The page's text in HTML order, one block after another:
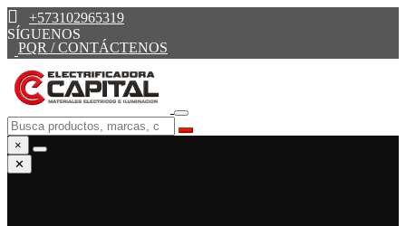
+573102965319
SÍGUENOS
PQR / CONTÁCTENOS
×
✕